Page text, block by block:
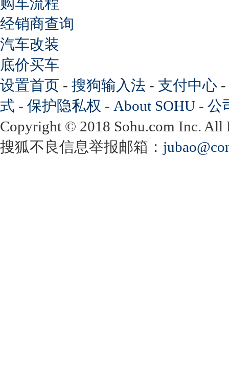
经销商查询
汽车改装
底价买车
设置首页 - 搜狗输入法 - 支付中心 -
式 - 保护隐私权 - About SOHU - 公
Copyright © 2018 Sohu.com Inc.
搜狐不良信息举报邮箱：